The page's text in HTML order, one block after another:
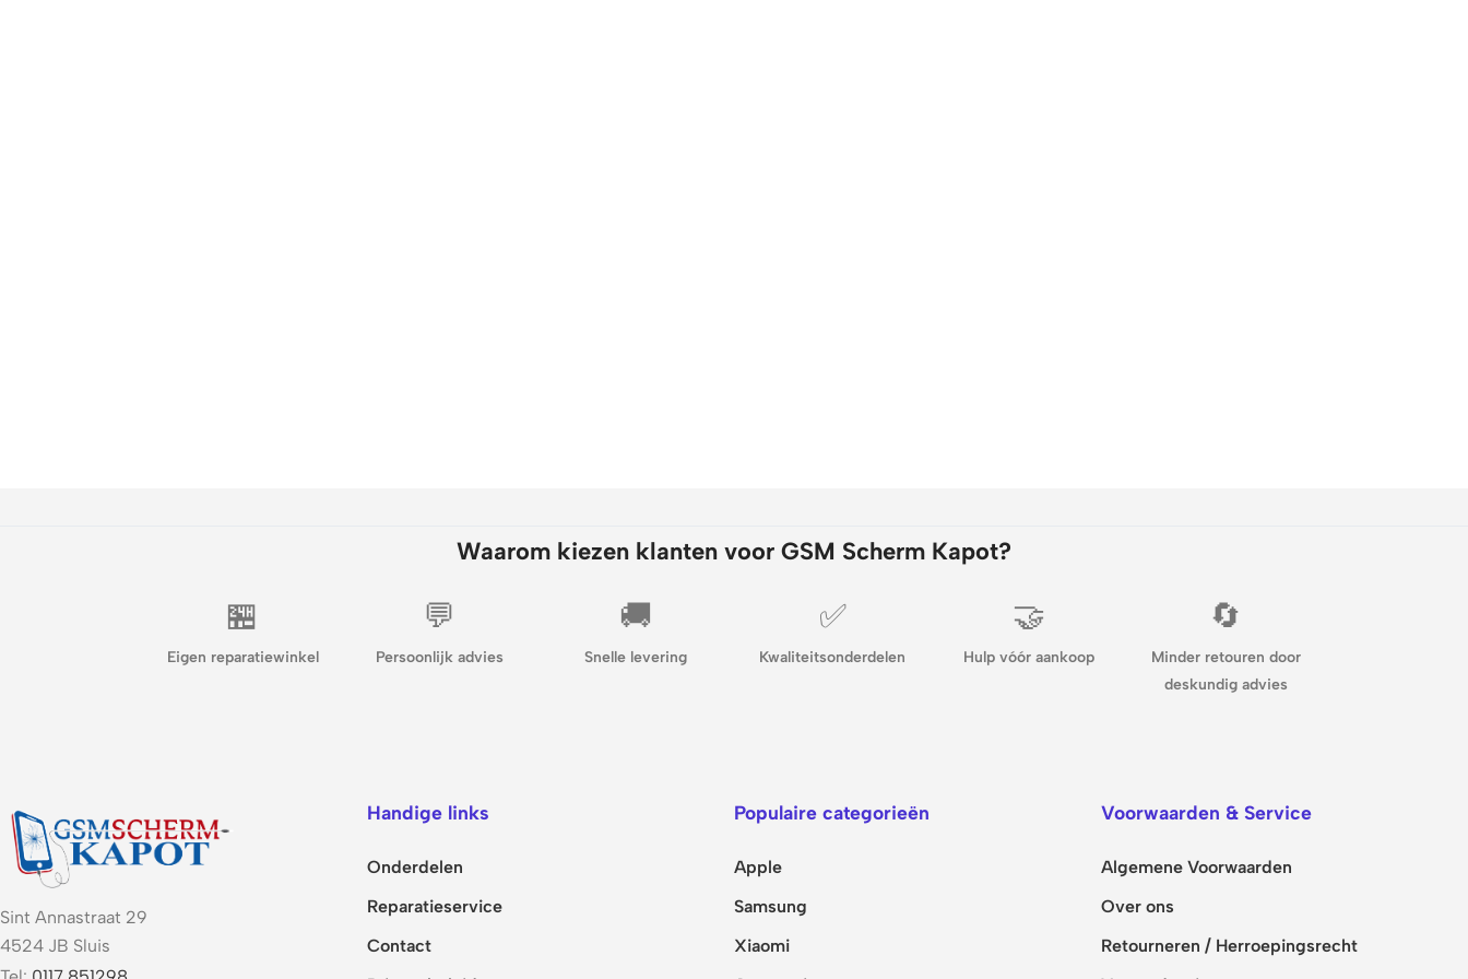
Waarom kiezen klanten voor GSM Scherm Kapot?
🏪
Eigen reparatiewinkel
💬
Persoonlijk advies
🚚
Snelle levering
✅
Kwaliteitsonderdelen
🤝
Hulp vóór aankoop
🔄
Minder retouren door
deskundig advies
Sint Annastraat 29
4524 JB Sluis
Handige links
Onderdelen
Reparatieservice
Contact
Populaire categorieën
Apple
Samsung
Xiaomi
Voorwaarden & Service
Algemene Voorwaarden
Over ons
Retourneren / Herroepingsrecht